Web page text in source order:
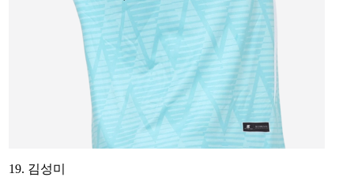
19. 김성미